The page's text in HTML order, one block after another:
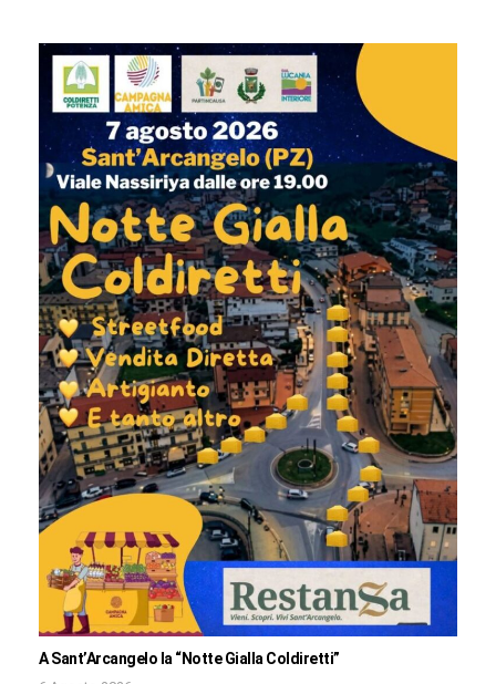
A Sant’Arcangelo la “Notte Gialla Coldiretti”